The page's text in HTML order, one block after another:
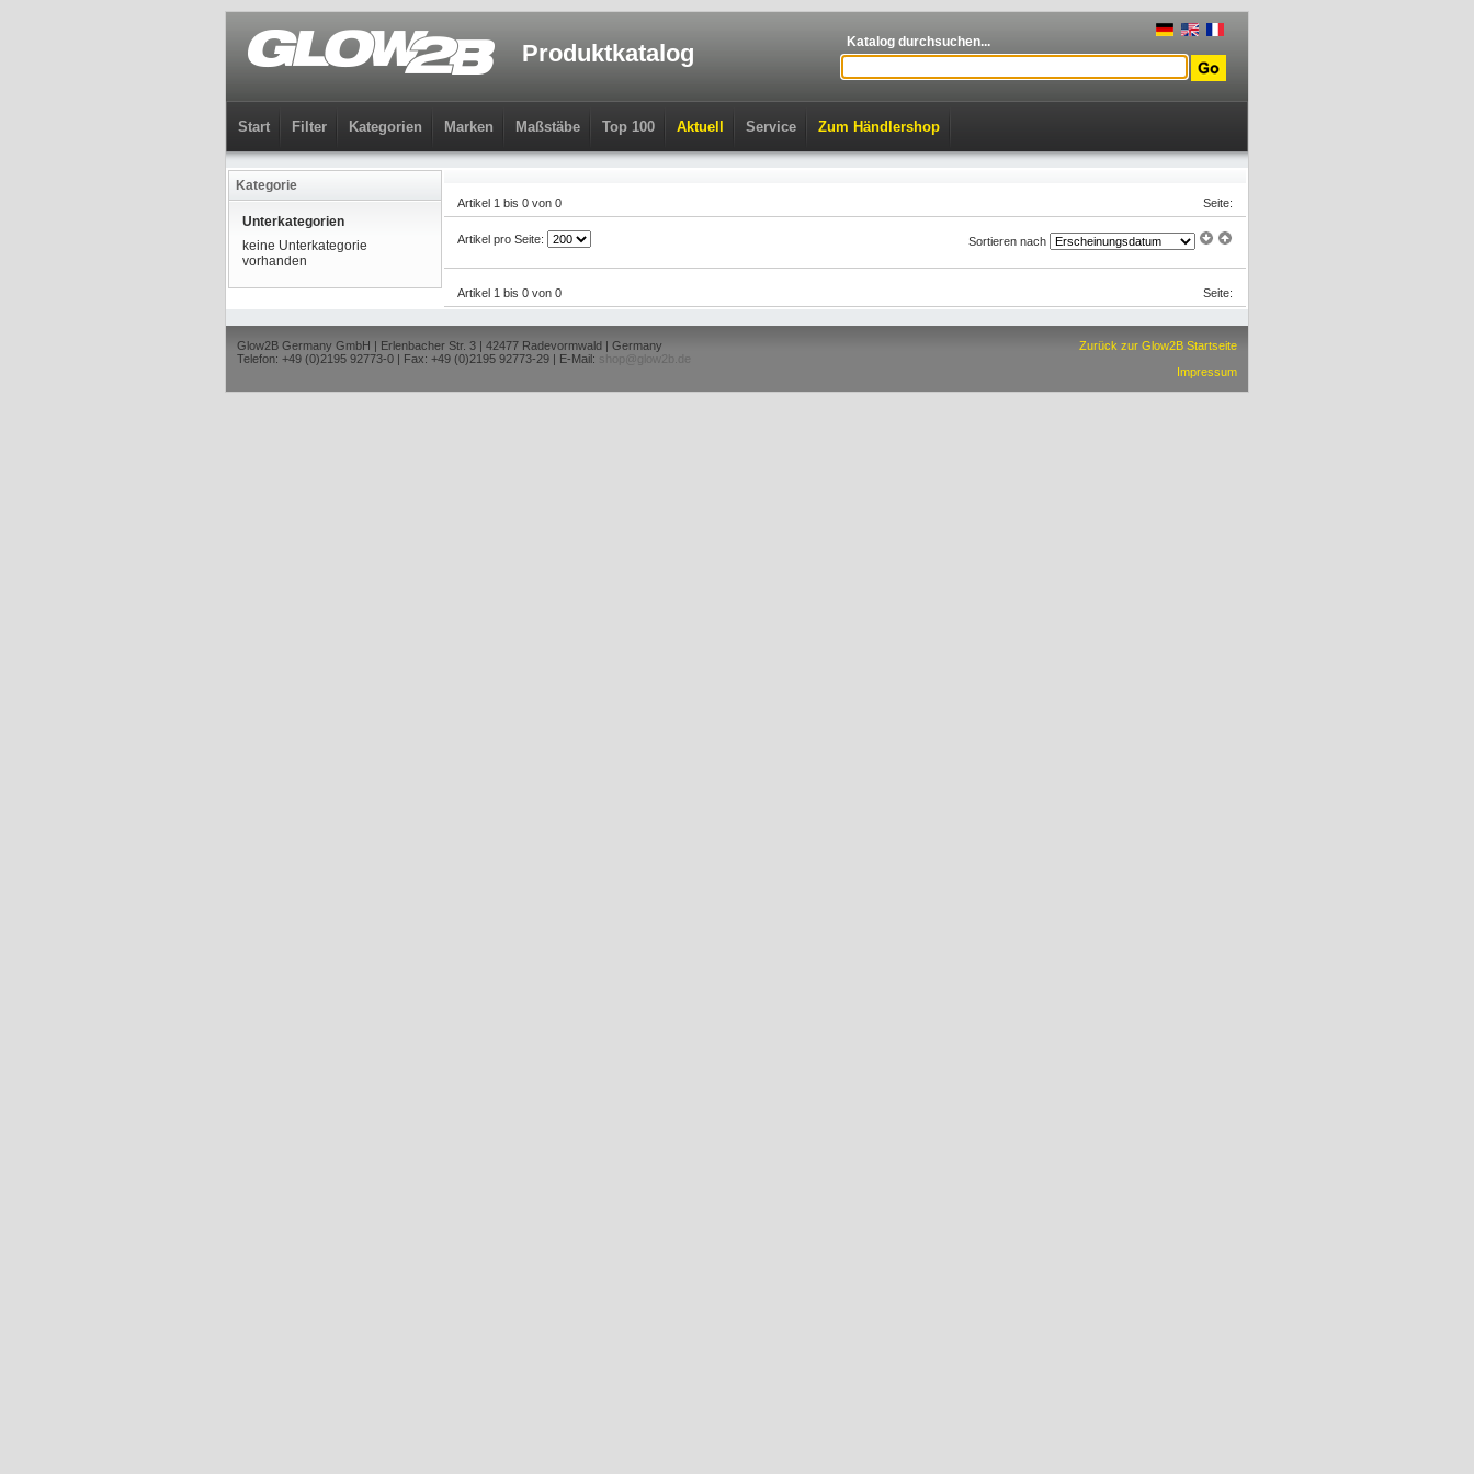
Produktkatalog Katalog durchsuchen...
Start Filter Kategorien Marken Maßstäbe Top 100 Aktuell Service Zum Händlershop
Kategorie
Unterkategorien
keine Unterkategorie
vorhanden
Seite:
Artikel 1 bis 0 von 0
Sortieren nach
Artikel pro Seite:
Seite:
Artikel 1 bis 0 von 0
Glow2B Germany GmbH | Erlenbacher Str. 3 | 42477 Radevormwald | Germany
Telefon: +49 (0)2195 92773-0 | Fax: +49 (0)2195 92773-29 | E-Mail:
shop@glow2b.de
Zurück zur Glow2B Startseite
Impressum